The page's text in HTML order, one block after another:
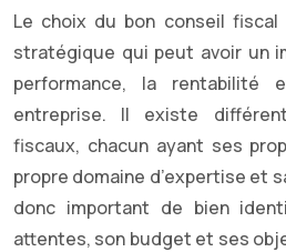
Le choix du bon conseil
stratégique qui peut avoir un
performance, la rentabilité
entreprise. Il existe
fiscaux, chacun ayant ses
propre domaine d’expertise et
donc important de bien
attentes, son budget et ses